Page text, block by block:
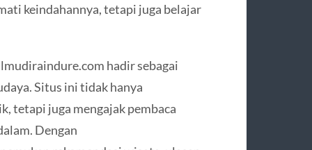
keindahannya, tetapi juga belajar
hadir sebagai
Situs ini tidak hanya
tetapi juga mengajak pembaca
Dengan